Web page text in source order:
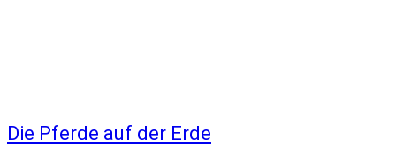
Die Pferde auf der Erde